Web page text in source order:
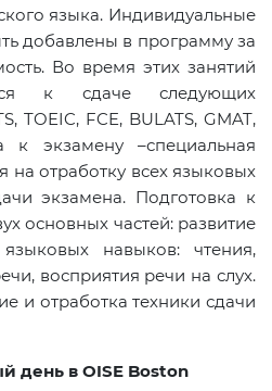
языка. Индивидуальные
добавлены в программу за
Во время этих занятий
к сдаче следующих
TOEIC, FCE, BULATS, GMAT,
к экзамену –специальная
на отработку всех языковых
экзамена. Подготовка к
основных частей: развитие
навыков: чтения,
восприятия речи на слух.
и отработка техники сдачи
день в OISE Boston